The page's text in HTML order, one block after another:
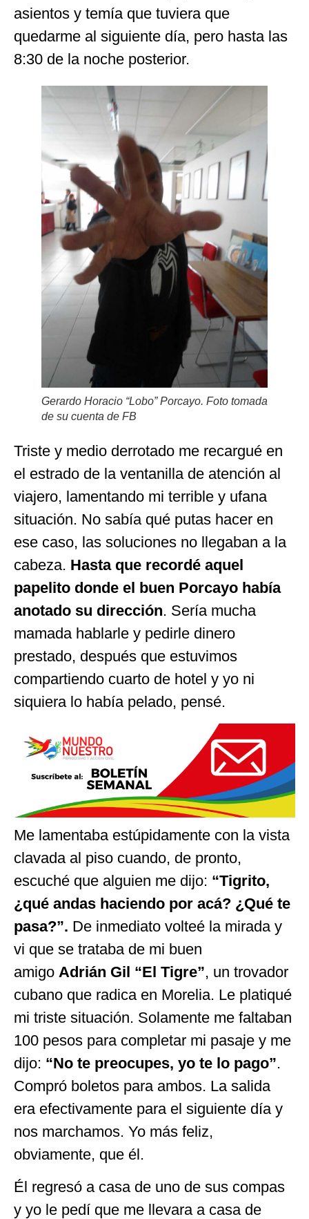
asientos y temía que tuviera que
quedarme al siguiente día, pero hasta las
8:30 de la noche posterior.
Gerardo Horacio “Lobo” Porcayo. Foto tomada
de su cuenta de FB
Triste y medio derrotado me recargué en
el estrado de la ventanilla de atención al
viajero, lamentando mi terrible y ufana
situación. No sabía qué putas hacer en
ese caso, las soluciones no llegaban a la
cabeza. Hasta que recordé aquel
papelito donde el buen Porcayo había
anotado su dirección. Sería mucha
mamada hablarle y pedirle dinero
prestado, después que estuvimos
compartiendo cuarto de hotel y yo ni
siquiera lo había pelado, pensé.
Me lamentaba estúpidamente con la vista
clavada al piso cuando, de pronto,
escuché que alguien me dijo: “Tigrito,
¿qué andas haciendo por acá? ¿Qué te
pasa?”. De inmediato volteé la mirada y
vi que se trataba de mi buen
amigo Adrián Gil “El Tigre”, un trovador
cubano que radica en Morelia. Le platiqué
mi triste situación. Solamente me faltaban
100 pesos para completar mi pasaje y me
dijo: “No te preocupes, yo te lo pago”.
Compró boletos para ambos. La salida
era efectivamente para el siguiente día y
nos marchamos. Yo más feliz,
obviamente, que él.
Él regresó a casa de uno de sus compas
y yo le pedí que me llevara a casa de